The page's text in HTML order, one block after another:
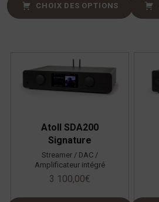
CHOIX DES OPTIONS
Atoll SDA200
Signature
Streamer / DAC /
Amplificateur intégré
3 100,00€